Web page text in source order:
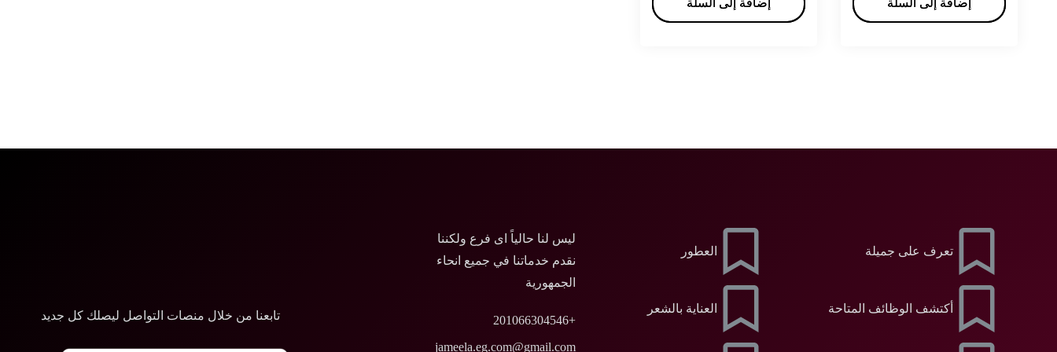
إضافة إلى السلة
إضافة إلى السلة إضافة إلى السلة
إضافة إلى السلة
تعرف على جميلة
أكتشف الوظائف المتاحة
العطور
العناية بالشعر
ليس لنا حالياً اى فرع ولكننا
نقدم خدماتنا في جميع انحاء
الجمهورية
+201066304546
jameela.eg.com@gmail.com
تابعنا من خلال منصات التواصل ليصلك كل جديد